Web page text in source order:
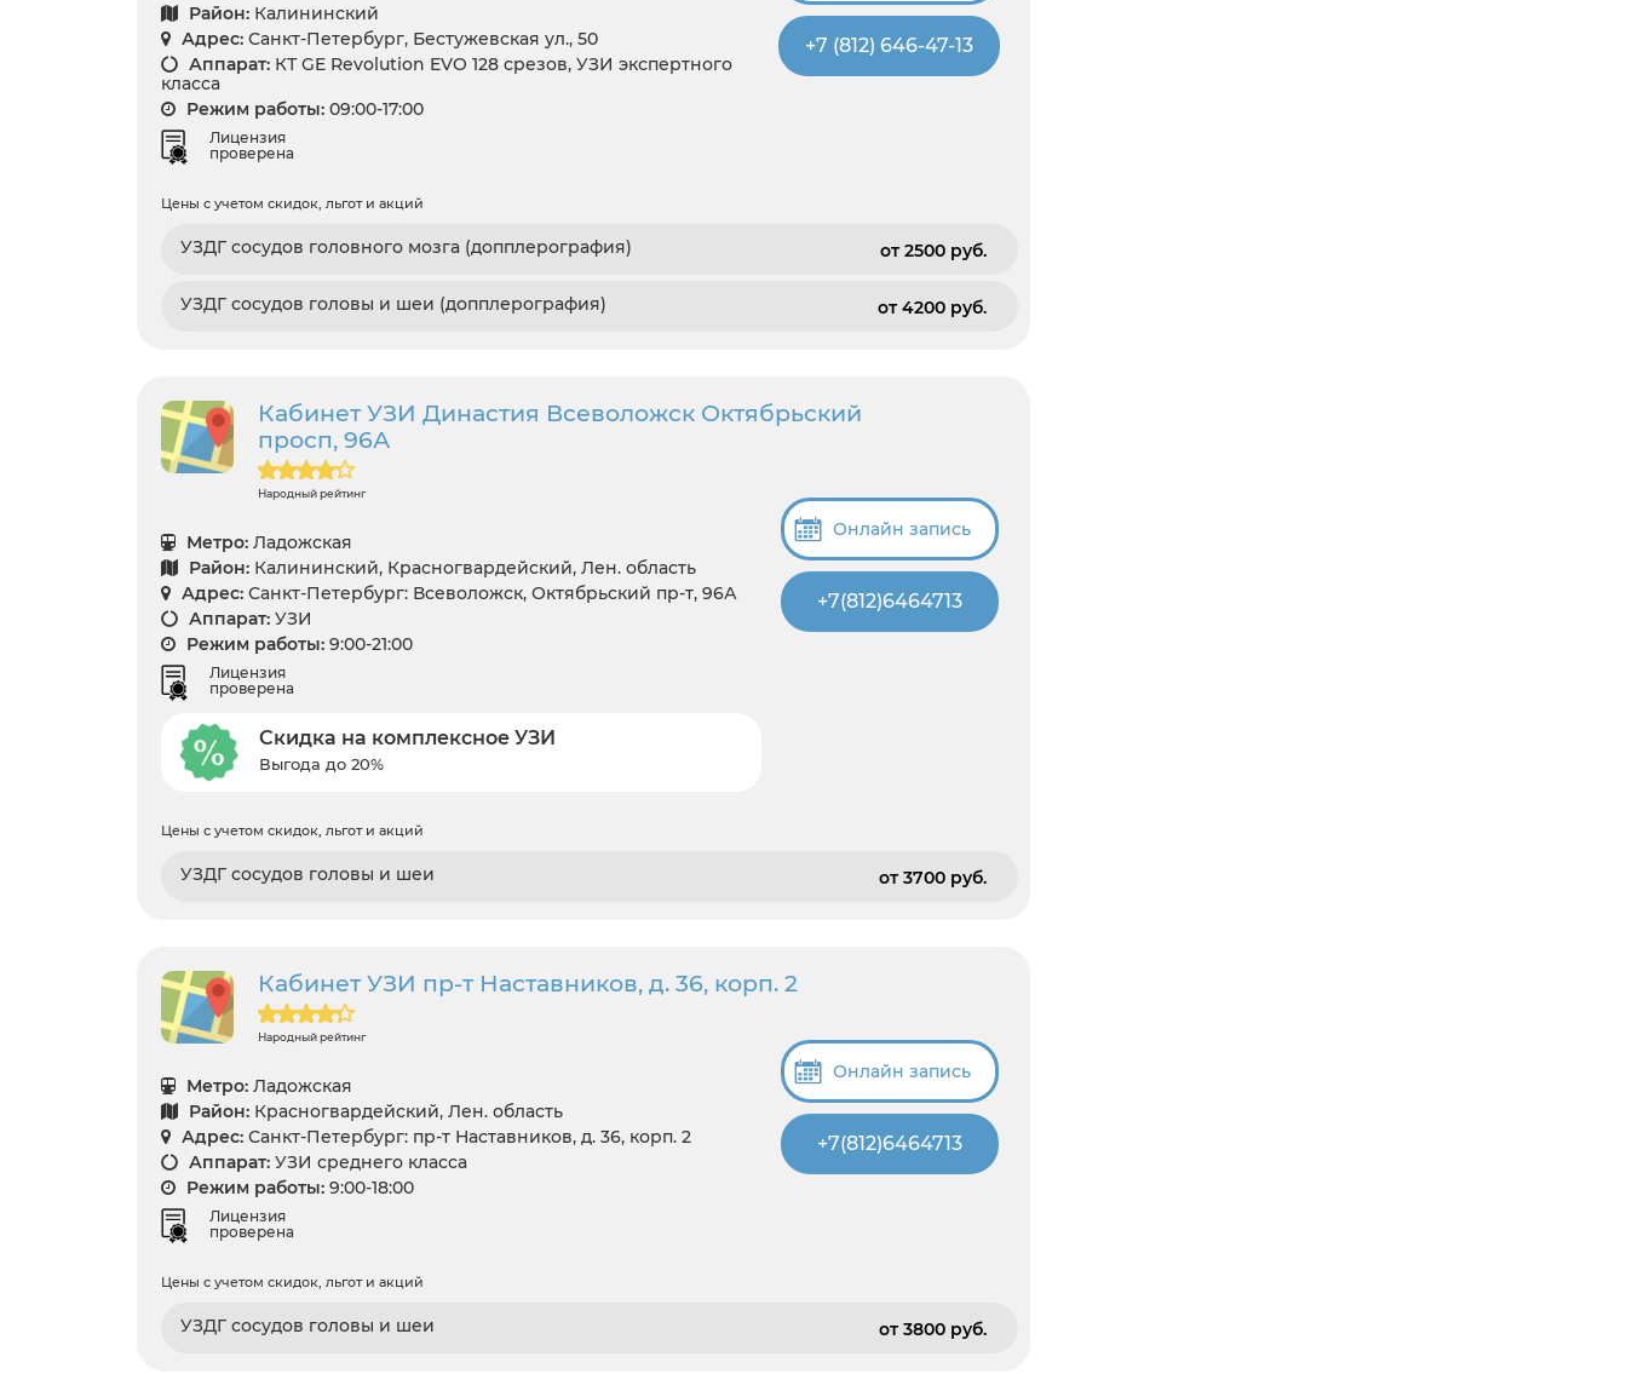
Район: Калининский
Адрес: Санкт-Петербург, Бестужевская ул., 50
Аппарат: КТ GE Revolution EVO 128 срезов, УЗИ экспертного
класса
Режим работы: 09:00-17:00
Лицензия
проверена
+7 (812) 646-47-13
Цены с учетом скидок, льгот и акций
УЗДГ сосудов головного мозга (допплерография) от 2500 pуб.
УЗДГ сосудов головы и шеи (допплерография) от 4200 pуб.
Кабинет УЗИ Династия Всеволожск Октябрьский
просп, 96А
Народный рейтинг
Метро: Ладожская
Район: Калининский, Красногвардейский, Лен. область
Адрес: Санкт-Петербург: Всеволожск, Октябрьский пр-т, 96А
Аппарат: УЗИ
Режим работы: 9:00-21:00
Лицензия
проверена
Скидка на комплексное УЗИ
Выгода до 20%
Онлайн запись
+7(812)6464713
Цены с учетом скидок, льгот и акций
УЗДГ сосудов головы и шеи от 3700 pуб.
Кабинет УЗИ пр-т Наставников, д. 36, корп. 2
Народный рейтинг
Метро: Ладожская
Район: Красногвардейский, Лен. область
Адрес: Санкт-Петербург: пр-т Наставников, д. 36, корп. 2
Аппарат: УЗИ среднего класса
Режим работы: 9:00-18:00
Лицензия
проверена
Онлайн запись
+7(812)6464713
Цены с учетом скидок, льгот и акций
УЗДГ сосудов головы и шеи от 3800 pуб.